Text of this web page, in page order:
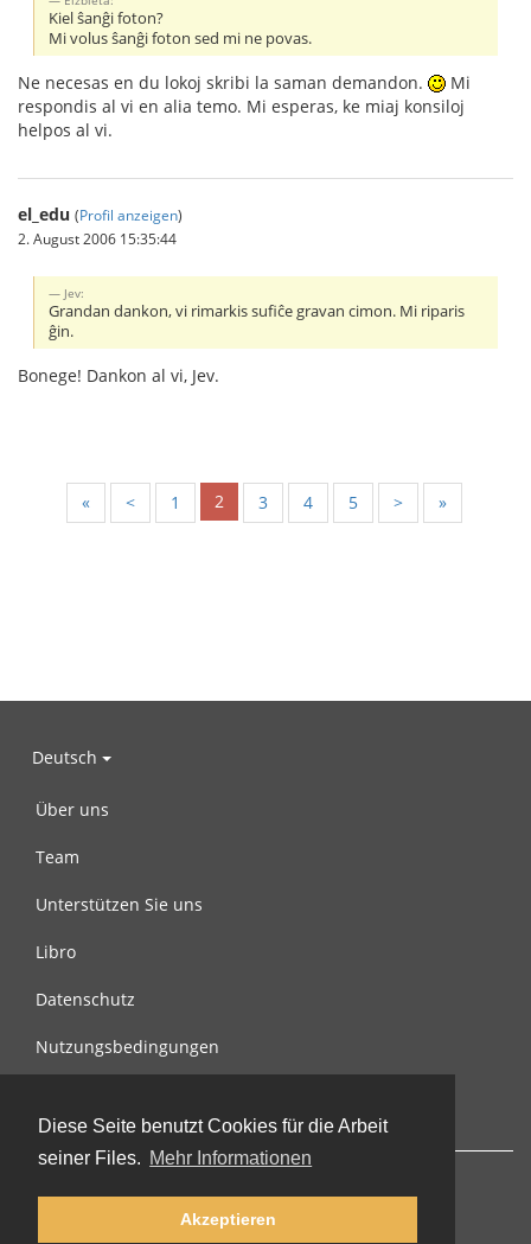
Diese Seite benutzt Cookies für die Arbeit
seiner Files. Mehr Informationen
Akzeptieren
Kiel ŝanĝi foton?
Mi volus ŝanĝi foton sed mi ne povas.
Ne necesas en du lokoj skribi la saman demandon.
Mi
respondis al vi en alia temo. Mi esperas, ke miaj konsiloj
helpos al vi.
el_edu (Profil anzeigen)
2. August 2006 15:35:44
Jev:
Grandan dankon, vi rimarkis sufiĉe gravan cimon. Mi riparis
ĝin.
Bonege! Dankon al vi, Jev.
« < 1 2 3 4 5 > »
Deutsch
Über uns
Team
Unterstützen Sie uns
Libro
Datenschutz
Nutzungsbedingungen